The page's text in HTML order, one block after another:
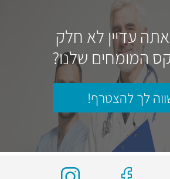
עדיין לא חלק
המומחים שלנו?
לך להצטרף!